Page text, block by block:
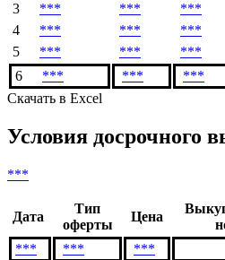
3
*** *** ***
4
*** *** ***
5
*** *** ***
6
*** *** ***
Скачать в Excel
Условия досрочного
***
Дата
Тип
оферты
Цена
***
*** ***